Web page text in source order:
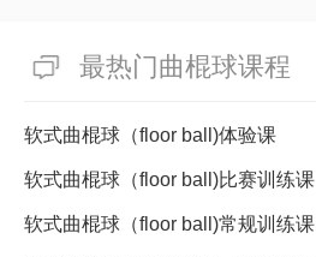
最热门曲棍球课程
软式曲棍球（floor ball)体验课
软式曲棍球（floor ball)比赛训练课
软式曲棍球（floor ball)常规训练课